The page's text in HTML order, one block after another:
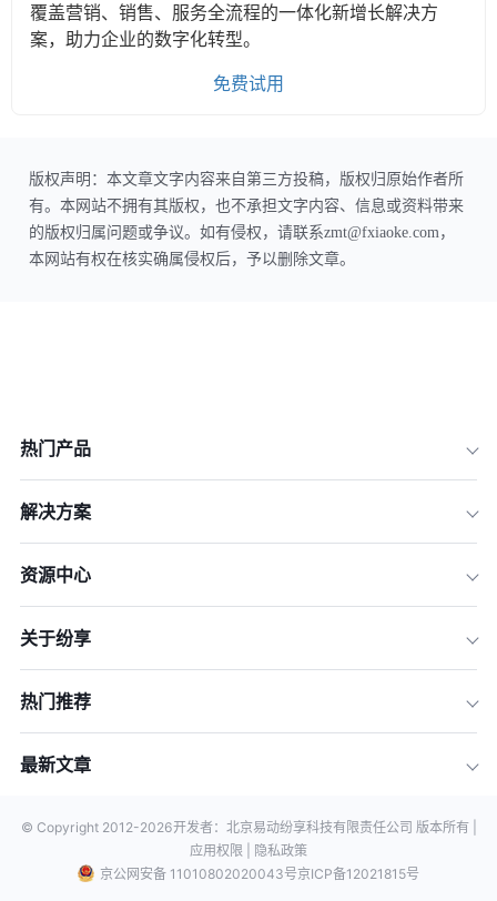
覆盖营销、销售、服务全流程的一体化新增长解决方
案，助力企业的数字化转型。
免费试用
版权声明：本文章文字内容来自第三方投稿，版权归原始作者所
有。本网站不拥有其版权，也不承担文字内容、信息或资料带来
的版权归属问题或争议。如有侵权，请联系zmt@fxiaoke.com，
本网站有权在核实确属侵权后，予以删除文章。
热门产品
解决方案
资源中心
关于纷享
热门推荐
最新文章
© Copyright 2012-2026开发者：北京易动纷享科技有限责任公司 版本所有 |
应用权限 |
隐私政策
京公网安备 11010802020043号京ICP备12021815号